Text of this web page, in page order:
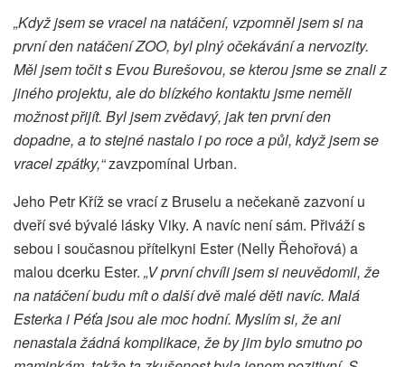
„Když jsem se vracel na natáčení, vzpomněl jsem si na
první den natáčení ZOO, byl plný očekávání a nervozity.
Měl jsem točit s Evou Burešovou, se kterou jsme se znali z
jiného projektu, ale do blízkého kontaktu jsme neměli
možnost přijít. Byl jsem zvědavý, jak ten první den
dopadne, a to stejné nastalo i po roce a půl, když jsem se
vracel zpátky,“zavzpomínal Urban.
Jeho Petr Kříž se vrací z Bruselu a nečekaně zazvoní u
dveří své bývalé lásky Viky. A navíc není sám. Přiváží s
sebou i současnou přítelkyni Ester (Nelly Řehořová) a
malou dcerku Ester. „V první chvíli jsem si neuvědomil, že
na natáčení budu mít o další dvě malé děti navíc. Malá
Esterka i Péťa jsou ale moc hodní. Myslím si, že ani
nenastala žádná komplikace, že by jim bylo smutno po